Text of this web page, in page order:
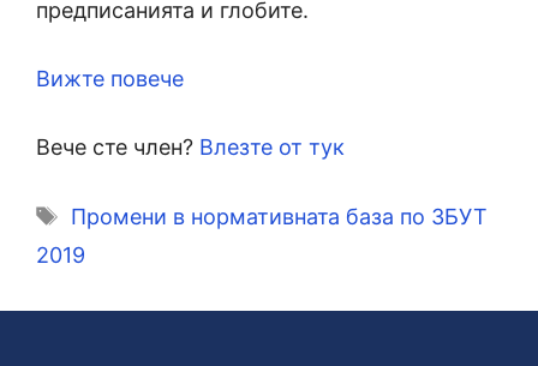
предписанията и глобите.
Вижте повече
Вече сте член? Влезте от тук
Етикети
Промени в нормативната база по ЗБУТ
2019